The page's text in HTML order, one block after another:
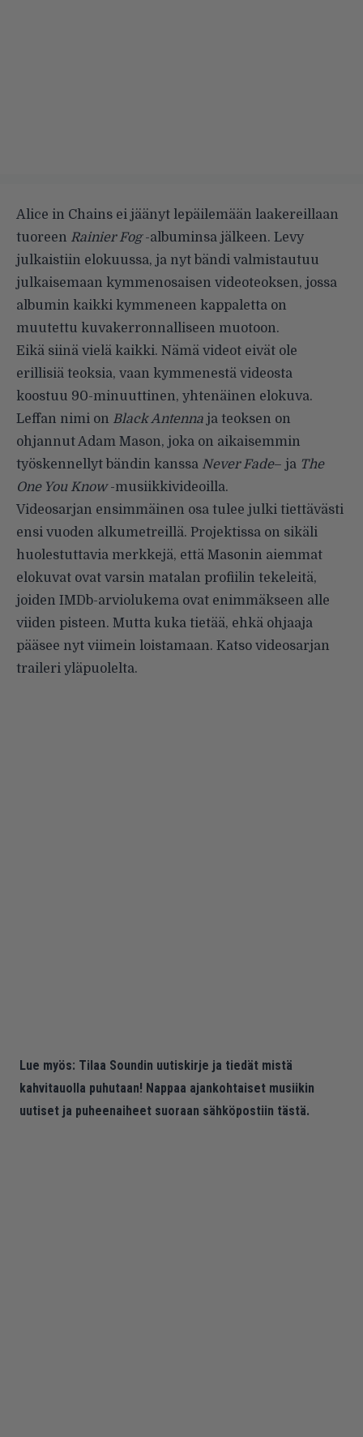
Alice in Chains ei jäänyt lepäilemään laakereillaan
tuoreen Rainier Fog-albuminsa jälkeen. Levy
julkaistiin elokuussa, ja nyt bändi valmistautuu
julkaisemaan kymmenosaisen videoteoksen, jossa
albumin kaikki kymmeneen kappaletta on
muutettu kuvakerronnalliseen muotoon.
Eikä siinä vielä kaikki. Nämä videot eivät ole
erillisiä teoksia, vaan kymmenestä videosta
koostuu 90-minuuttinen, yhtenäinen elokuva.
Leffan nimi on Black Antenna ja teoksen on
ohjannut Adam Mason, joka on aikaisemmin
työskennellyt bändin kanssa Never Fade– ja The
One You Know-musiikkivideoilla.
Videosarjan ensimmäinen osa tulee julki tiettävästi
ensi vuoden alkumetreillä. Projektissa on sikäli
huolestuttavia merkkejä, että Masonin aiemmat
elokuvat ovat varsin matalan profiilin tekeleitä,
joiden IMDb-arviolukema ovat enimmäkseen alle
viiden pisteen. Mutta kuka tietää, ehkä ohjaaja
pääsee nyt viimein loistamaan. Katso videosarjan
traileri yläpuolelta.
Lue myös: Tilaa Soundin uutiskirje ja tiedät mistä
kahvitauolla puhutaan! Nappaa ajankohtaiset musiikin
uutiset ja puheenaiheet suoraan sähköpostiin tästä.